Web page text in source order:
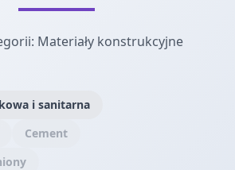
Materiały konstrukcyjne
i sanitarna
Cement